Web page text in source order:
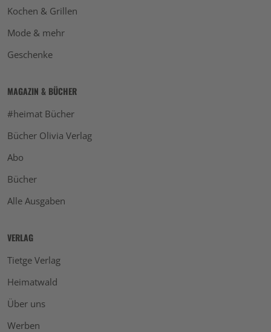
Kochen & Grillen
Mode & mehr
Geschenke
MAGAZIN & BÜCHER
#heimat Bücher
Bücher Olivia Verlag
Abo
Bücher
Alle Ausgaben
VERLAG
Tietge Verlag
Heimatwald
Über uns
Werben